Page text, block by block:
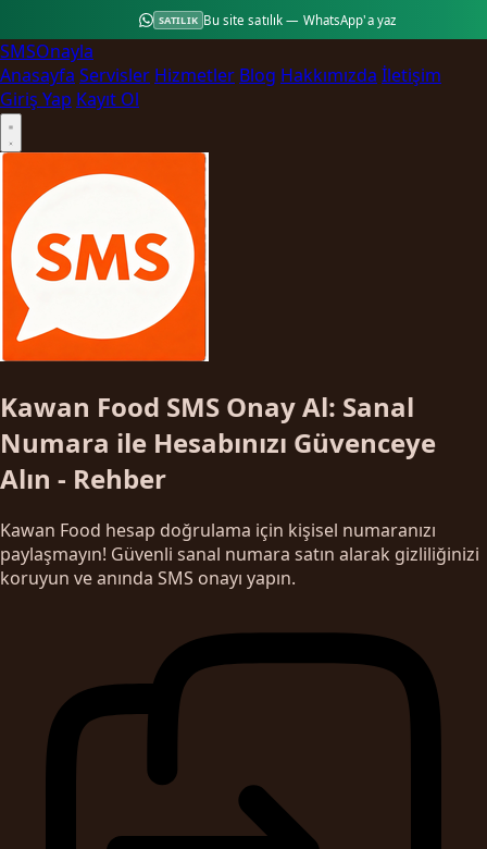
SATILIK Bu site satılık — WhatsApp'a yaz
SMSOnayla
Anasayfa Servisler Hizmetler Blog Hakkımızda İletişim
Giriş Yap Kayıt Ol
Kawan Food SMS Onay Al: Sanal
Numara ile Hesabınızı Güvenceye
Alın - Rehber
Kawan Food hesap doğrulama için kişisel numaranızı
paylaşmayın! Güvenli sanal numara satın alarak gizliliğinizi
koruyun ve anında SMS onayı yapın.